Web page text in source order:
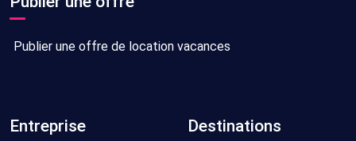
Publier une offre de location vacances
Entreprise Destinations